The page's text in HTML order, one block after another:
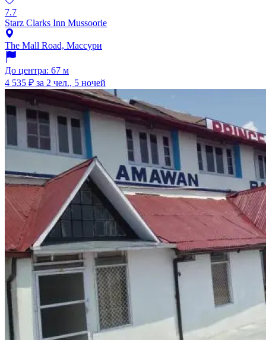
7.7
Starz Clarks Inn Mussoorie
The Mall Road, Массури
До центра: 67 м
4 535 ₽ за 2 чел., 5 ночей